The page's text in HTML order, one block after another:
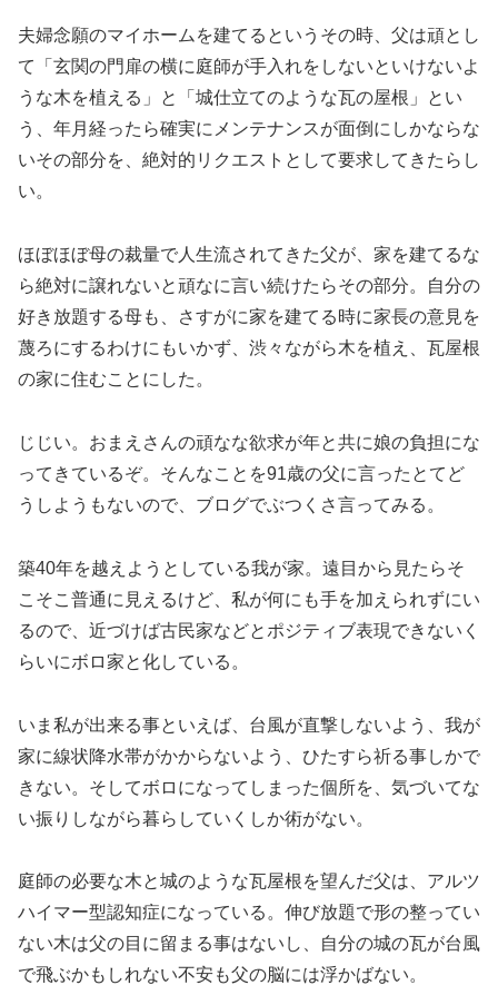
夫婦念願のマイホームを建てるというその時、父は頑とし
て「玄関の門扉の横に庭師が手入れをしないといけないよ
うな木を植える」と「城仕立てのような瓦の屋根」とい
う、年月経ったら確実にメンテナンスが面倒にしかならな
いその部分を、絶対的リクエストとして要求してきたらし
い。
ほぼほぼ母の裁量で人生流されてきた父が、家を建てるな
ら絶対に譲れないと頑なに言い続けたらその部分。自分の
好き放題する母も、さすがに家を建てる時に家長の意見を
蔑ろにするわけにもいかず、渋々ながら木を植え、瓦屋根
の家に住むことにした。
じじい。おまえさんの頑なな欲求が年と共に娘の負担にな
ってきているぞ。そんなことを91歳の父に言ったとてど
うしようもないので、ブログでぶつくさ言ってみる。
築40年を越えようとしている我が家。遠目から見たらそ
こそこ普通に見えるけど、私が何にも手を加えられずにい
るので、近づけば古民家などとポジティブ表現できないく
らいにボロ家と化している。
いま私が出来る事といえば、台風が直撃しないよう、我が
家に線状降水帯がかからないよう、ひたすら祈る事しかで
きない。そしてボロになってしまった個所を、気づいてな
い振りしながら暮らしていくしか術がない。
庭師の必要な木と城のような瓦屋根を望んだ父は、アルツ
ハイマー型認知症になっている。伸び放題で形の整ってい
ない木は父の目に留まる事はないし、自分の城の瓦が台風
で飛ぶかもしれない不安も父の脳には浮かばない。